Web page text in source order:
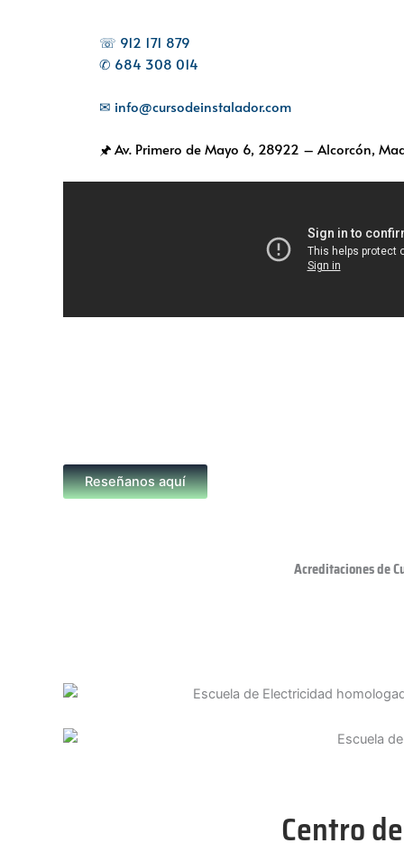
☏ 912 171 879
✆ 684 308 014
✉ info@cursodeinstalador.com
🖈 Av. Primero de Mayo 6, 28922 – Alcorcón,
Reseñanos aquí
Acreditaciones de
Centro